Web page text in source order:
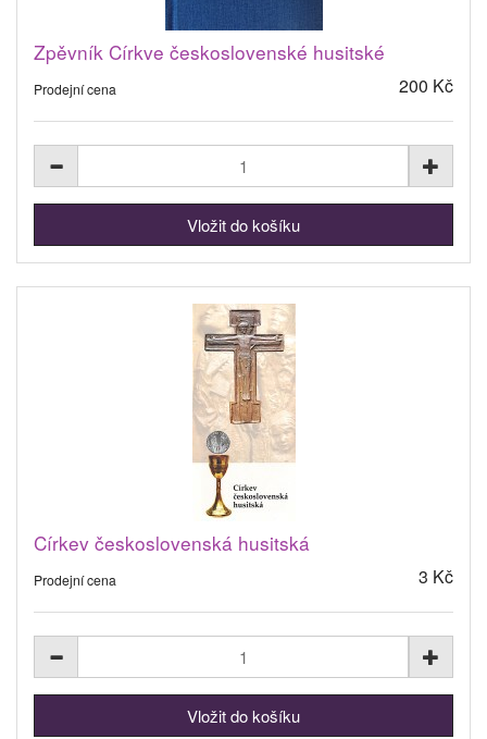
Zpěvník Církve československé husitské
Prodejní cena 200 Kč
Církev československá husitská
Prodejní cena 3 Kč